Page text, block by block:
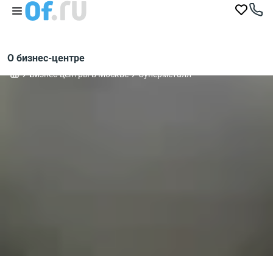
О бизнес-центре
Бизнес-центры в Москве Суперметалл